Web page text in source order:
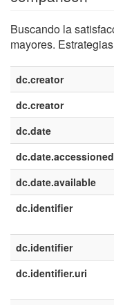
Buscando la
mayores.
dc.creator
dc.creator
dc.date
dc.date.accessioned
dc.date.available
dc.identifier
dc.identifier
dc.identifier.uri